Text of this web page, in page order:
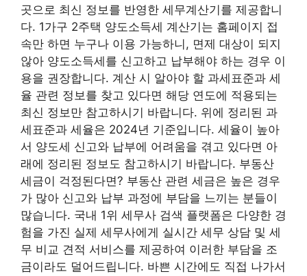
곳으로 최신 정보를 반영한 ​​세무계산기를 제공합니
다. 1가구 2주택 양도소득세 계산기는 홈페이지 접
속만 하면 누구나 이용 가능하니, 면제 대상이 되지
않아 양도소득세를 신고하고 납부해야 하는 경우 이
용을 권장합니다. 계산 시 알아야 할 과세표준과 세
율 관련 정보를 찾고 있다면 해당 연도에 적용되는
최신 정보만 참고하시기 바랍니다. 위에 정리된 과
세표준과 세율은 2024년 기준입니다. 세율이 높아
서 양도세 신고와 납부에 어려움을 겪고 있다면 아
래에 정리된 정보도 참고하시기 바랍니다. 부동산
세금이 걱정된다면? 부동산 관련 세금은 높은 경우
가 많아 신고와 납부 과정에 부담을 느끼는 분들이
많습니다. 국내 1위 세무사 검색 플랫폼은 다양한 경
험을 가진 실제 세무사에게 실시간 세무 상담 및 세
무 비교 견적 서비스를 제공하여 이러한 부담을 조
금이라도 덜어드립니다. 바쁜 시간에도 직접 나가서